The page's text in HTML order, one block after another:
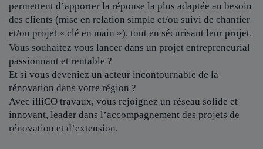
permettent d’apporter la réponse la plus adaptée au besoin
des clients (mise en relation simple et/ou suivi de chantier
et/ou projet « clé en main »), tout en sécurisant leur projet.
Vous souhaitez vous lancer dans un projet entrepreneurial
passionnant et rentable ?
Et si vous deveniez un acteur incontournable de la
rénovation dans votre région ?
Avec illiCO travaux, vous rejoignez un réseau solide et
innovant, leader dans l’accompagnement des projets de
rénovation et d’extension.